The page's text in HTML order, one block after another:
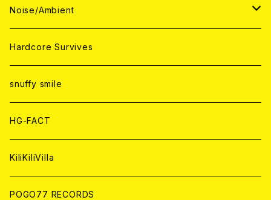
ANALOG
ANALOG
CD
ANALOG
CD
ANALOG
WORLD
CD
ANALOG
JAPAN
CD
ANALOG
WORLD
CD
ANALOG
Noise/Ambient
JAPAN
CD
ANALOG
WORLD
CD
ANALOG
Hardcore Survives
snuffy smile
HG-FACT
KiliKiliVilla
POGO77 RECORDS